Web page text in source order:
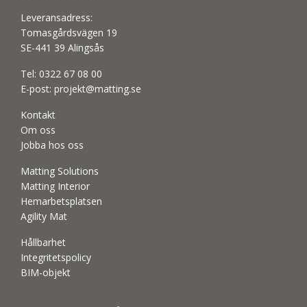
Leveransadress:
Tomasgårdsvägen 19
SE-441 39 Alingsås
Tel: 0322 67 08 00
E-post: projekt@matting.se
Kontakt
Om oss
Jobba hos oss
Matting Solutions
Matting Interior
Hemarbetsplatsen
Agility Mat
Hållbarhet
Integritetspolicy
BIM-objekt